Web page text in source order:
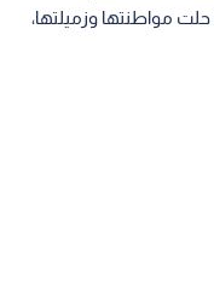
قدرها 33.33 متر، فيما حلت مواطنتها وزميلتها،